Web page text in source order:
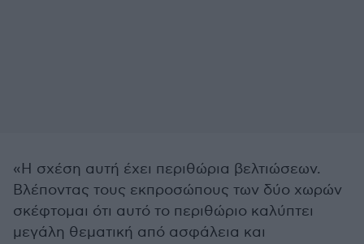
«Η σχέση αυτή έχει περιθώρια βελτιώσεων.
Βλέποντας τους εκπροσώπους των δύο χωρών
σκέφτομαι ότι αυτό το περιθώριο καλύπτει
μεγάλη θεματική από ασφάλεια και